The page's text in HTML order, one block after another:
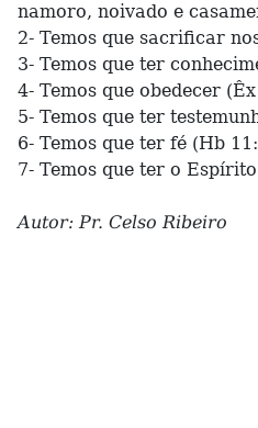
namoro, noivado e
2- Temos que sacrificar
3- Temos que ter
4- Temos que obedecer
5- Temos que ter
6- Temos que ter fé (Hb
7- Temos que ter o
Autor: Pr. Celso Ribeiro